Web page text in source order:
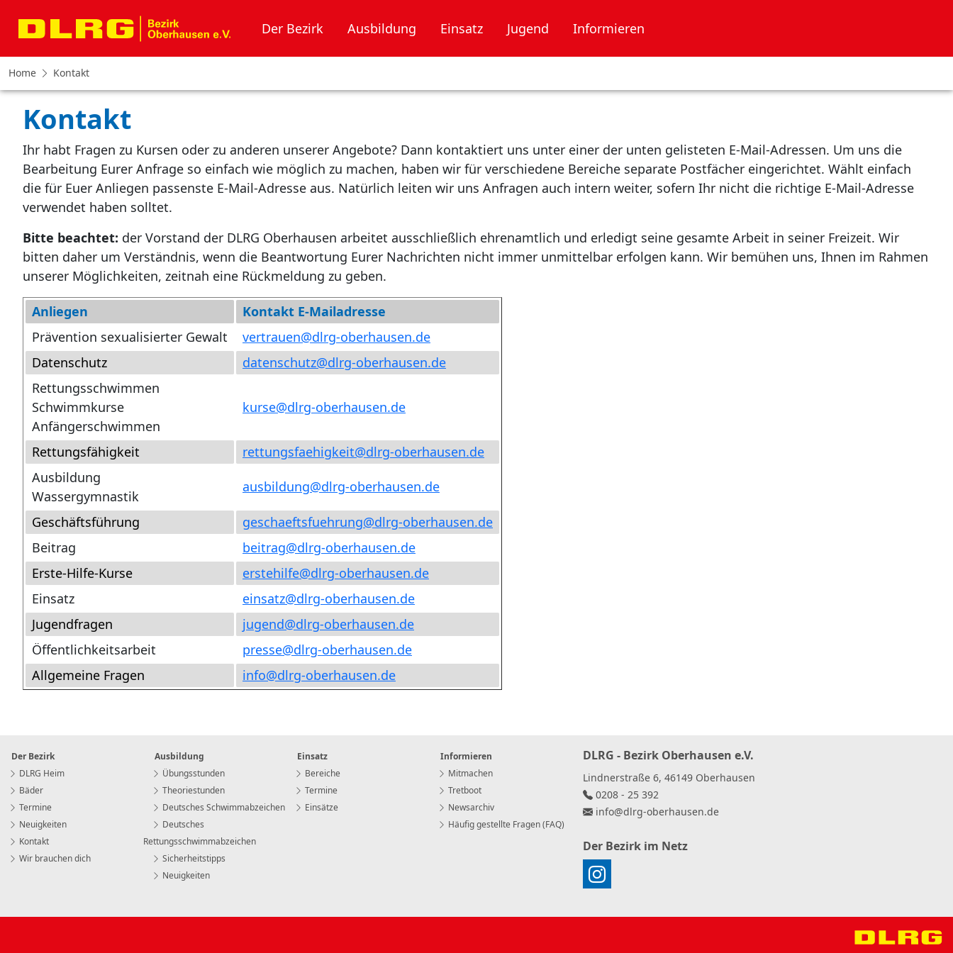
Der Bezirk Ausbildung Einsatz Jugend Informieren
Home Kontakt
Kontakt
Ihr habt Fragen zu Kursen oder zu anderen unserer Angebote? Dann kontaktiert uns unter einer der unten gelisteten E-Mail-Adressen. Um uns die
Bearbeitung Eurer Anfrage so einfach wie möglich zu machen, haben wir für verschiedene Bereiche separate Postfächer eingerichtet. Wählt einfach
die für Euer Anliegen passenste E-Mail-Adresse aus. Natürlich leiten wir uns Anfragen auch intern weiter, sofern Ihr nicht die richtige E-Mail-Adresse
verwendet haben solltet.
Bitte beachtet: der Vorstand der DLRG Oberhausen arbeitet ausschließlich ehrenamtlich und erledigt seine gesamte Arbeit in seiner Freizeit. Wir
bitten daher um Verständnis, wenn die Beantwortung Eurer Nachrichten nicht immer unmittelbar erfolgen kann. Wir bemühen uns, Ihnen im Rahmen
unserer Möglichkeiten, zeitnah eine Rückmeldung zu geben.
Anliegen
Kontakt E-Mailadresse
Prävention sexualisierter Gewalt
vertrauen@dlrg-oberhausen.de
Datenschutz
datenschutz@dlrg-oberhausen.de
Rettungsschwimmen
Schwimmkurse
Anfängerschwimmen
kurse@dlrg-oberhausen.de
Rettungsfähigkeit rettungsfaehigkeit@dlrg-oberhausen.de
Ausbildung
Wassergymnastik
ausbildung@dlrg-oberhausen.de
Geschäftsführung geschaeftsfuehrung@dlrg-oberhausen.de
Beitrag
beitrag@dlrg-oberhausen.de
Erste-Hilfe-Kurse
erstehilfe@dlrg-oberhausen.de
Einsatz
einsatz@dlrg-oberhausen.de
Jugendfragen
jugend@dlrg-oberhausen.de
Öffentlichkeitsarbeit
presse@dlrg-oberhausen.de
Allgemeine Fragen
info@dlrg-oberhausen.de
Der Bezirk
DLRG Heim
Bäder
Termine
Neuigkeiten
Kontakt
Wir brauchen dich
Ausbildung
Übungsstunden
Theoriestunden
Deutsches Schwimmabzeichen
Deutsches
Rettungsschwimmabzeichen
Sicherheitstipps
Neuigkeiten
Einsatz
Bereiche
Termine
Einsätze
Informieren
Mitmachen
Tretboot
Newsarchiv
Häufig gestellte Fragen (FAQ)
DLRG - Bezirk Oberhausen e.V.
Lindnerstraße 6, 46149 Oberhausen
0208 - 25 392
info@dlrg-oberhausen.de
Der Bezirk im Netz